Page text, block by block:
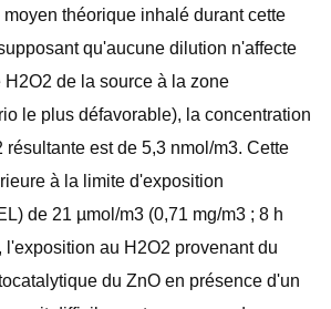
théorique inhalé durant cette
qu'aucune dilution n'affecte
H2O2 de la source à la zone
le plus défavorable), la concentration
résultante est de 5,3 nmol/m3. Cette
à la limite d'exposition
de 21 µmol/m3 (0,71 mg/m3 ; 8 h
l'exposition au H2O2 provenant du
du ZnO en présence d'un